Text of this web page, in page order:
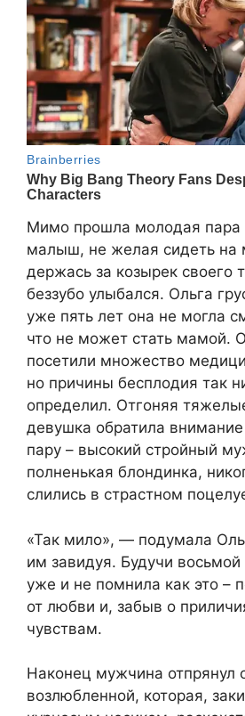
Мимо прошла молодая пара
малыш, не желая сидеть на
держась за козырек своего
беззубо улыбался. Ольга
уже пять лет она не могла
что не может стать мамой.
посетили множество
но причины бесплодия так
определил. Отгоняя
девушка обратила
пару – высокий стройный
полненькая блондинка,
слились в страстном
«Так мило», — подумала
им завидуя. Будучи восьмой
уже и не помнила как это –
от любви и, забыв о
чувствам.
Наконец мужчина отпрянул
возлюбленной, которая,